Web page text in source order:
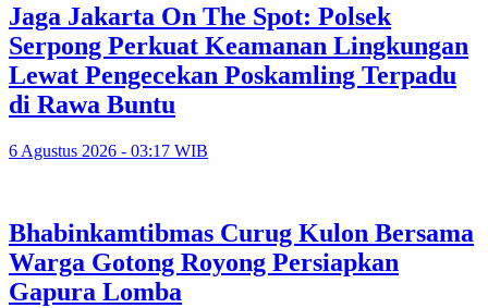
Jaga Jakarta On The Spot: Polsek
Serpong Perkuat Keamanan Lingkungan
Lewat Pengecekan Poskamling Terpadu
di Rawa Buntu
6 Agustus 2026 - 03:17 WIB
Bhabinkamtibmas Curug Kulon Bersama
Warga Gotong Royong Persiapkan
Gapura Lomba